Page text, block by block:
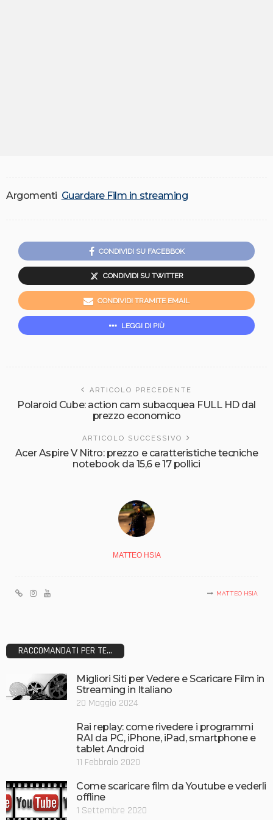
Argomenti Guardare Film in streaming
CONDIVIDI SU FACEBBOK
CONDIVIDI SU TWITTER
CONDIVIDI TRAMITE EMAIL
LEGGI DI PIÙ
ARTICOLO PRECEDENTE
Polaroid Cube: action cam subacquea FULL HD dal
prezzo economico
ARTICOLO SUCCESSIVO
Acer Aspire V Nitro: prezzo e caratteristiche tecniche
notebook da 15,6 e 17 pollici
MATTEO HSIA
MATTEO HSIA
RACCOMANDATI PER TE...
Migliori Siti per Vedere e Scaricare Film in
Streaming in Italiano
20 Maggio 2024
Rai replay: come rivedere i programmi
RAI da PC, iPhone, iPad, smartphone e
tablet Android
11 Febbraio 2020
Come scaricare film da Youtube e vederli
offline
1 Settembre 2020